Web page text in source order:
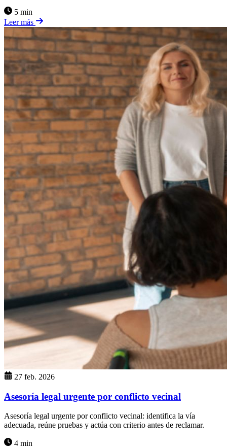
5 min
Leer más
27 feb. 2026
Asesoría legal urgente por conflicto vecinal
Asesoría legal urgente por conflicto vecinal: identifica la vía
adecuada, reúne pruebas y actúa con criterio antes de reclamar.
4 min